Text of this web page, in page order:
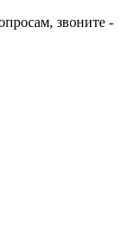
звоните -